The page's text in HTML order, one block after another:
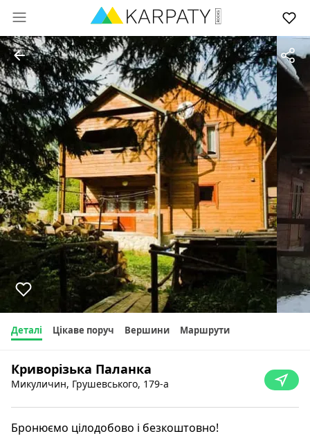
Деталі Цікаве поруч Вершини Маршрути
Криворізька Паланка
Микуличин, Грушевського, 179-а
Бронюємо цілодобово і безкоштовно!